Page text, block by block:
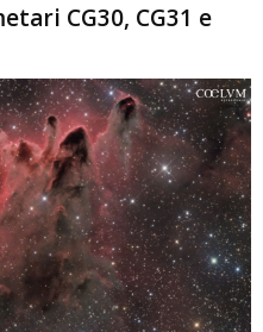
CG30, CG31 e